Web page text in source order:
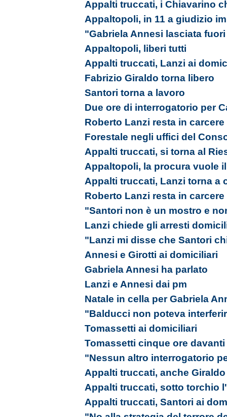
Appalti truccati, i Chiavarino
Appaltopoli, in 11 a giudizio
"Gabriela Annesi lasciata
Appaltopoli, liberi tutti
Appalti truccati, Lanzi ai
Fabrizio Giraldo torna libero
Santori torna a lavoro
Due ore di interrogatorio per
Roberto Lanzi resta in carcere
Forestale negli uffici del
Appalti truccati, si torna al
Appaltopoli, la procura vuole
Appalti truccati, Lanzi torna a
Roberto Lanzi resta in carcere
"Santori non è un mostro e
Lanzi chiede gli arresti
"Lanzi mi disse che Santori
Annesi e Girotti ai domiciliari
Gabriela Annesi ha parlato
Lanzi e Annesi dai pm
Natale in cella per Gabriela
"Balducci non poteva
Tomassetti ai domiciliari
Tomassetti cinque ore davanti
"Nessun altro interrogatorio
Appalti truccati, anche
Appalti truccati, sotto torchio
Appalti truccati, Santori ai